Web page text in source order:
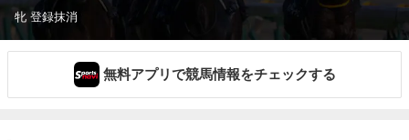
牝 登録抹消
無料アプリで競馬情報をチェックする